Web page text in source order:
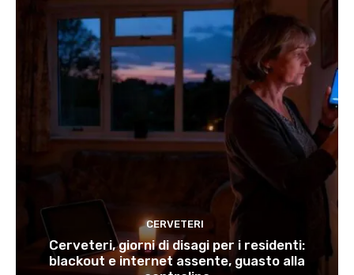
CERVETERI
Cerveteri, giorni di disagi per i residenti:
blackout e internet assente, guasto alla